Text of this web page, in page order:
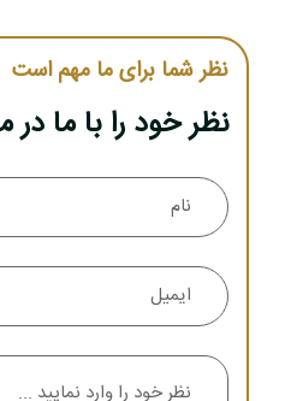
نظر شما برای ما مهم است
نظر خود را با ما در